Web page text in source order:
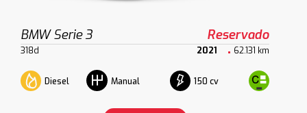
BMW Serie 3 Reservado
318d 2021 62.131 km
Diesel Manual 150 cv